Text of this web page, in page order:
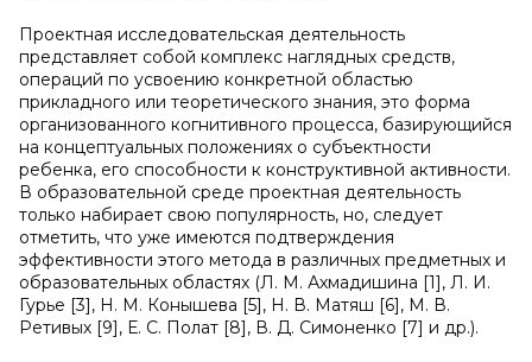
Проектная исследовательская деятельность
представляет собой комплекс наглядных средств,
операций по усвоению конкретной областью
прикладного или теоретического знания, это форма
организованного когнитивного процесса, базирующийся
на концептуальных положениях о субъектности
ребенка, его способности к конструктивной активности.
В образовательной среде проектная деятельность
только набирает свою популярность, но, следует
отметить, что уже имеются подтверждения
эффективности этого метода в различных предметных и
образовательных областях (Л. М. Ахмадишина [1], Л. И.
Гурье [3], Н. М. Конышева [5], Н. В. Матяш [6], М. В.
Ретивых [9], Е. С. Полат [8], В. Д. Симоненко [7] и др.).